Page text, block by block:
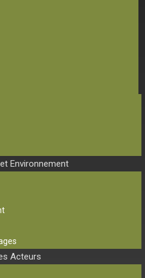
Environnement
Acteurs